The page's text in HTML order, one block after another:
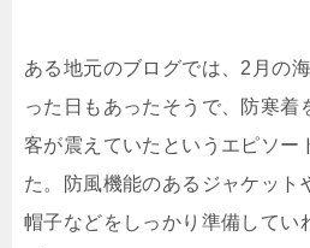
ある地元のブログでは、2月の
った日もあったそうで、防寒着
客が震えていたというエピソー
た。防風機能のあるジャケット
帽子などをしっかり準備してい